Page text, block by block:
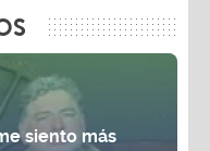
siento más